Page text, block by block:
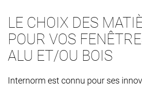
LE CHOIX DES
POUR VOS
ALU ET/OU BOIS
Internorm est connu pour ses